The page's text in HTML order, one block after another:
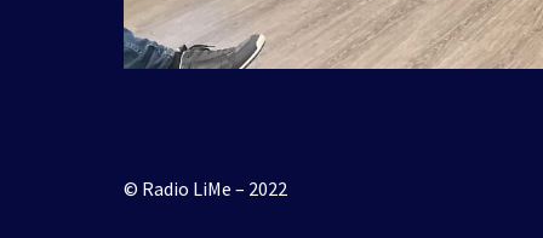
© Radio LiMe – 2022